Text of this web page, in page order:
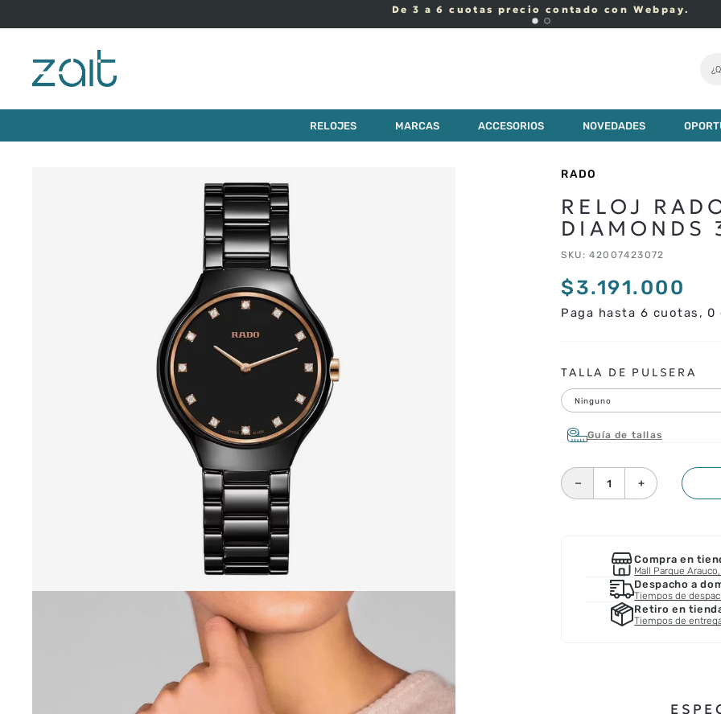
De 3 a 6 cuotas precio contado con Webpay.
RELOJES MARCAS ACCESORIOS NOVEDADES
RELOJ RADO TRUE ROUND DIAMONDS 30MM
RADO
RELOJ
DIAMONDS
SKU :42007423072
$3.191.000
Paga hasta 6 cuotas,
TALLA DE PULSERA
Ninguno
Guía de tallas
＋
－
Compra en
Mall Parque
Despacho a
Tiempos de
Retiro en
Tiempos de